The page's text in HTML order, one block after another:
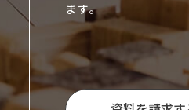
ます。